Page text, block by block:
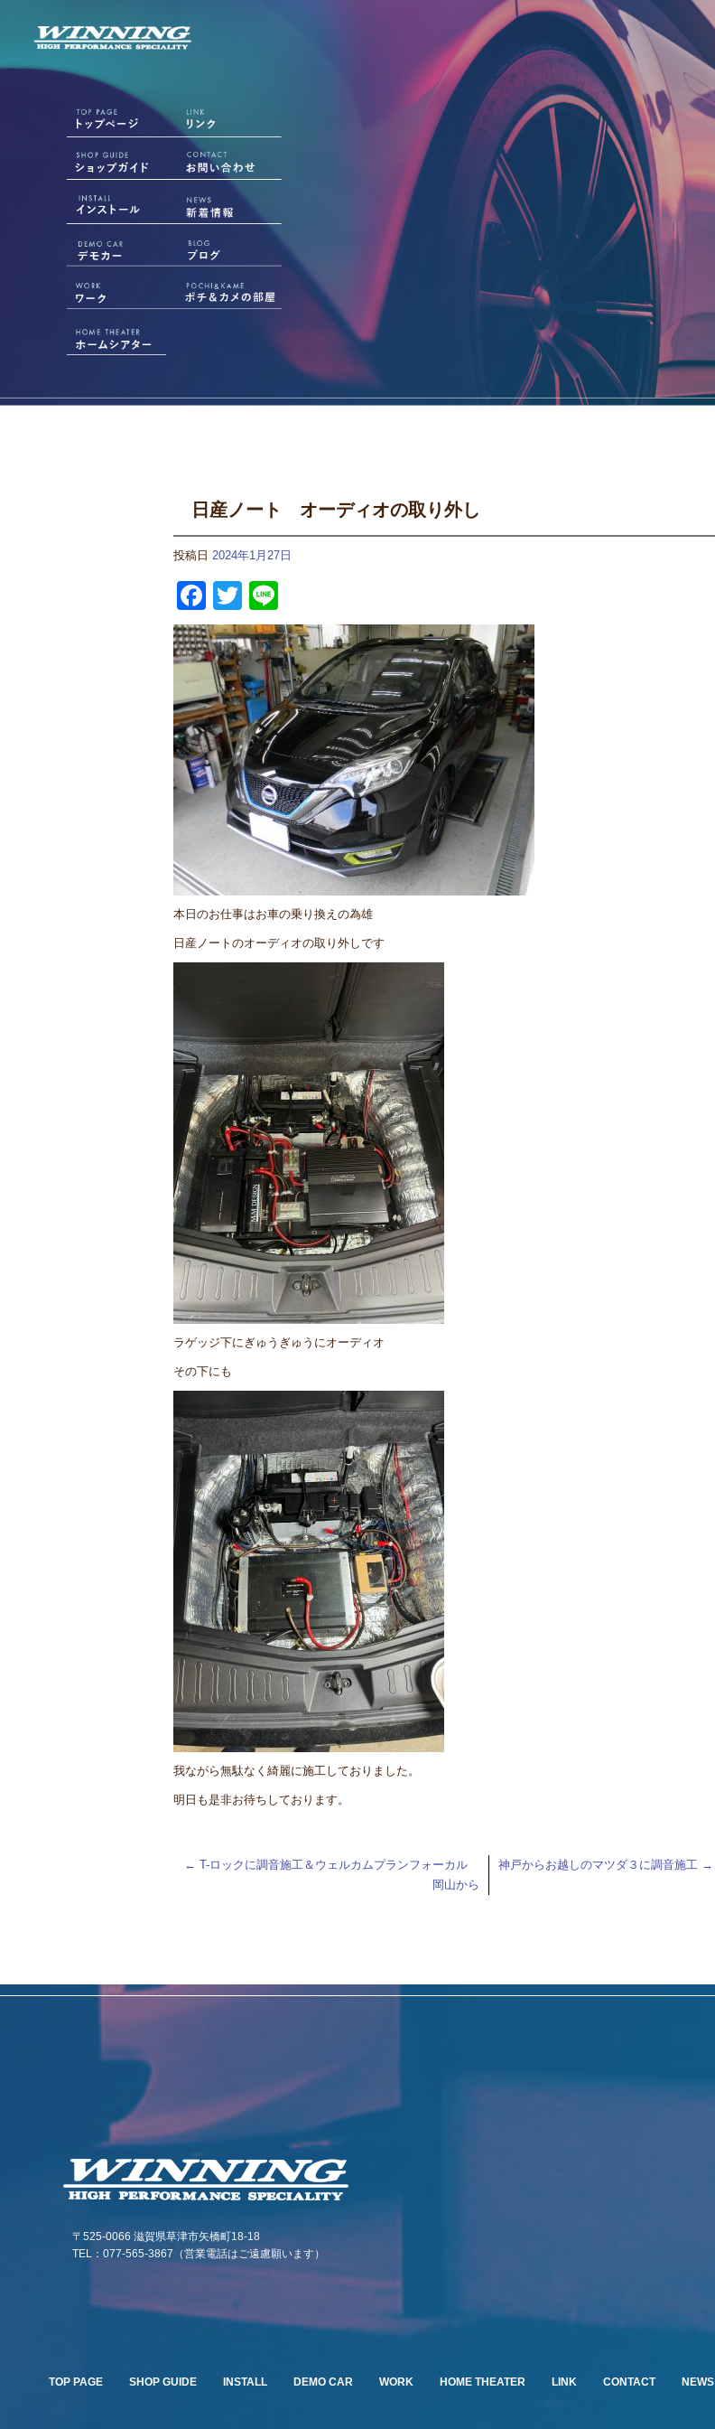
日産ノート オーディオの取り外し
投稿日 2024年1月27日
Facebook
Twitter
本日のお仕事はお車の乗り換えの為雄
日産ノートのオーディオの取り外しです
ラゲッジ下にぎゅうぎゅうにオーディオ
その下にも
我ながら無駄なく綺麗に施工しておりました。
明日も是非お待ちしております。
← T-ロックに調音施工＆ウェルカムプランフォーカル
岡山から
神戸からお越しのマツダ３に調音施工 →
TOP PAGE SHOP GUIDE INSTALL DEMO CAR WORK HOME THEATER LINK CONTACT NEWS
〒525-0066 滋賀県草津市矢橋町18-18
TEL：077-565-3867（営業電話はご遠慮願います）